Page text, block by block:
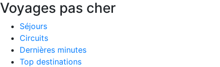
Voyages pas cher
Séjours
Circuits
Dernières minutes
Top destinations